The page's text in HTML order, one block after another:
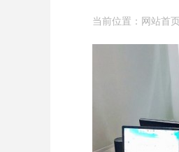
当前位置： 网站首页